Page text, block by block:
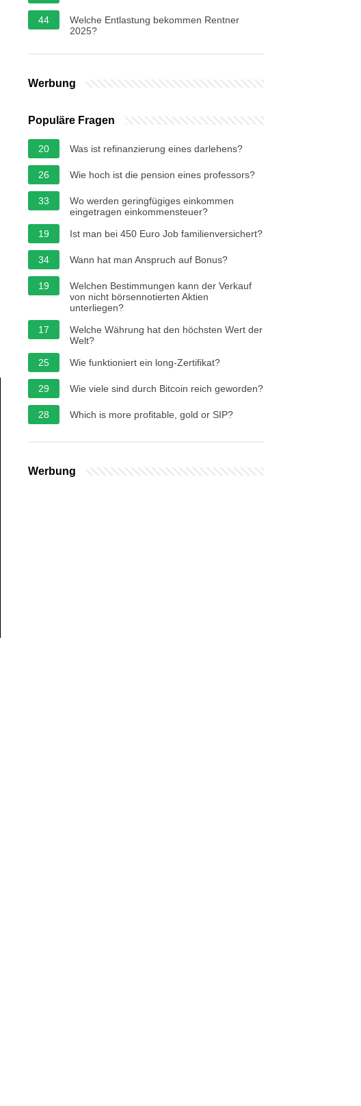
44
Welche Entlastung bekommen Rentner
2025?
Werbung
Populäre Fragen
20 Was ist refinanzierung eines darlehens?
26 Wie hoch ist die pension eines professors?
33
Wo werden geringfügiges einkommen
eingetragen einkommensteuer?
19
Ist man bei 450 Euro Job familienversichert?
34 Wann hat man Anspruch auf Bonus?
19
Welchen Bestimmungen kann der Verkauf
von nicht börsennotierten Aktien
unterliegen?
17
Welche Währung hat den höchsten Wert der
Welt?
25
Wie funktioniert ein long-Zertifikat?
29 Wie viele sind durch Bitcoin reich geworden?
28 Which is more profitable, gold or SIP?
Werbung